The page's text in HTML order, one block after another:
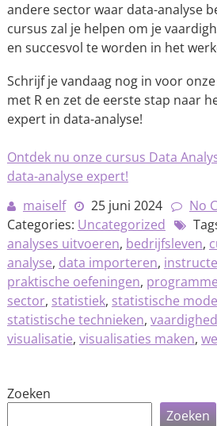
andere sector waar data-analyse
cursus zal je helpen om je
en succesvol te worden in het
Schrijf je vandaag nog in voor
met R en zet de eerste stap naar
expert in data-analyse!
Ontdek nu onze cursus Data
data-analyse expert!
maiself
25 juni 2024
No
Categories: Uncategorized
analyses uitvoeren, bedrijfsleven,
analyse, data importeren,
praktische oefeningen,
sector, statistiek, statistische
statistische technieken,
visualisatie, visualisaties maken,
Zoeken
Zoeken